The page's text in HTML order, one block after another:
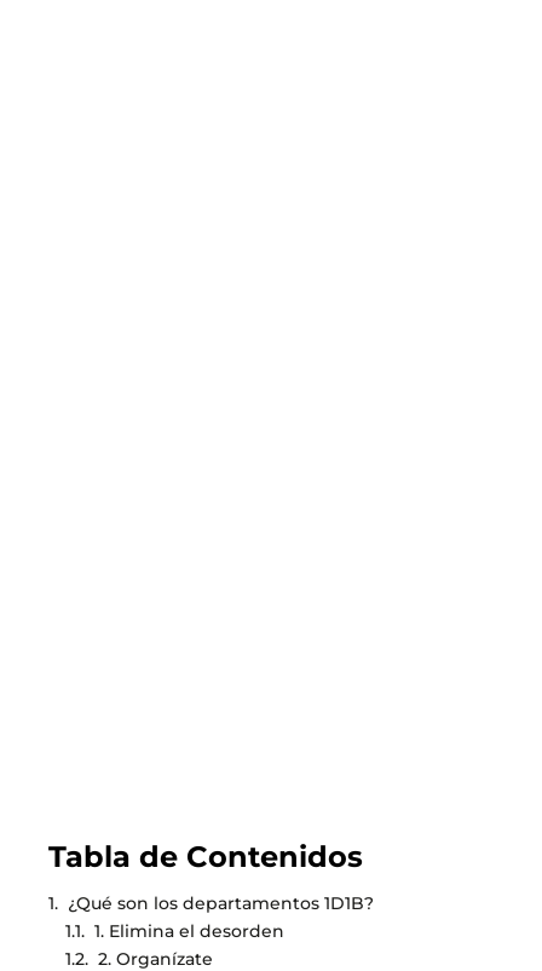
Tabla de Contenidos
¿Qué son los departamentos 1D1B?
1. Elimina el desorden
2. Organízate